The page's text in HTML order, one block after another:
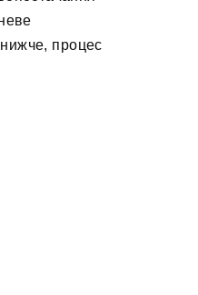
нижче, процес